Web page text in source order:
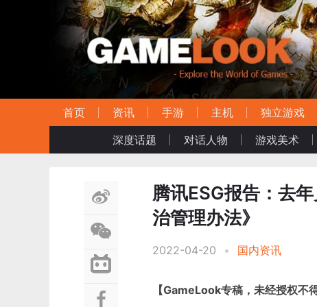
首页 资讯 手游 主机 独立游戏
深度话题
对话人物 游戏美术
腾讯ESG报告：去
治管理办法》
2022-04-20 • 国内资讯
【GameLook专稿，未经授权不